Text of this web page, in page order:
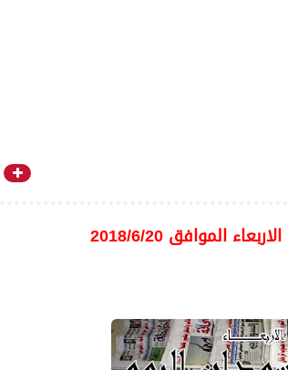
الموافق 2018/6/20